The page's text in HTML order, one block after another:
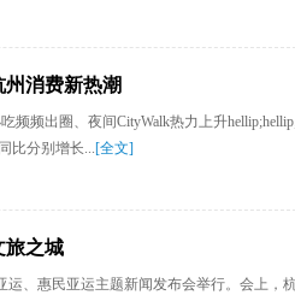
消费新热潮
频频出圈、夜间CityWalk热力上升
比分别增长...[全文]
旅之城
运、惠民亚运主题新闻发布会举行。会上